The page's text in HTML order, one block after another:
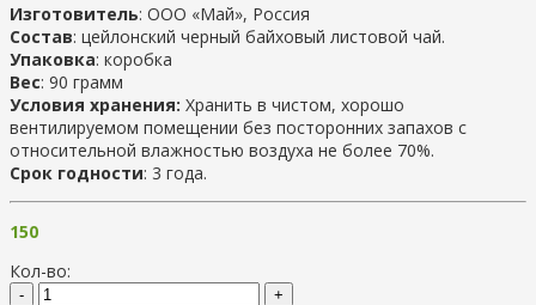
Изготовитель: ООО «Май», Россия
Состав: цейлонский черный байховый листовой чай.
Упаковка: коробка
Вес: 90 грамм
Условия хранения: Хранить в чистом, хорошо
вентилируемом помещении без посторонних запахов с
относительной влажностью воздуха не более 70%.
Срок годности: 3 года.
150
Кол-во:
-
+